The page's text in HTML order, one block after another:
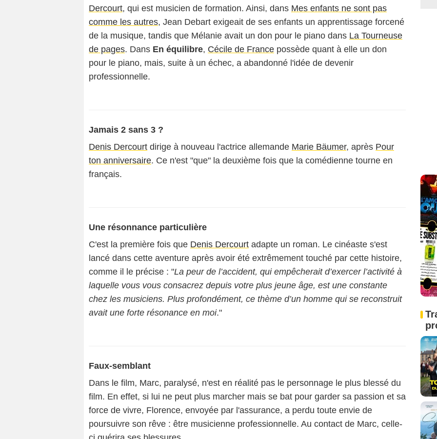
Dercourt, qui est musicien de formation. Ainsi, dans Mes enfants ne sont pas
comme les autres, Jean Debart exigeait de ses enfants un apprentissage forcené
de la musique, tandis que Mélanie avait un don pour le piano dans La Tourneuse
de pages. Dans En équilibre, Cécile de France possède quant à elle un don
pour le piano, mais, suite à un échec, a abandonné l'idée de devenir
professionnelle.
Jamais 2 sans 3 ?
Denis Dercourt dirige à nouveau l'actrice allemande Marie Bäumer, après Pour
ton anniversaire. Ce n'est "que" la deuxième fois que la comédienne tourne en
français.
Une résonnance particulière
C'est la première fois que Denis Dercourt adapte un roman. Le cinéaste s'est
lancé dans cette aventure après avoir été extrêmement touché par cette histoire,
comme il le précise : "La peur de l’accident, qui empêcherait d’exercer l’activité à
laquelle vous vous consacrez depuis votre plus jeune âge, est une constante
chez les musiciens. Plus profondément, ce thème d’un homme qui se reconstruit
avait une forte résonance en moi."
Faux-semblant
Dans le film, Marc, paralysé, n'est en réalité pas le personnage le plus blessé du
film. En effet, si lui ne peut plus marcher mais se bat pour garder sa passion et sa
force de vivre, Florence, envoyée par l'assurance, a perdu toute envie de
poursuivre son rêve : être musicienne professionnelle. Au contact de Marc, celle-